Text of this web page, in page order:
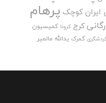
ایران کوچک پرهام
کرج کرونا کمیسیون
گمرک یدالله مالمیر